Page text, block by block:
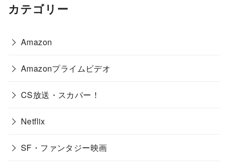
カテゴリー
Amazon
Amazonプライムビデオ
CS放送・スカパー！
Netflix
SF・ファンタジー映画